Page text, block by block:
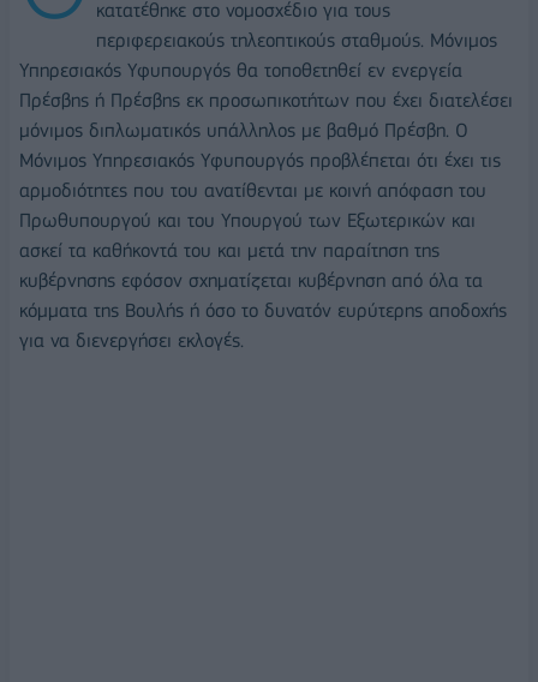
κατατέθηκε στο νομοσχέδιο για τους
περιφερειακούς τηλεοπτικούς σταθμούς. Mόνιμος
Υπηρεσιακός Υφυπουργός θα τοποθετηθεί εν ενεργεία
Πρέσβης ή Πρέσβης εκ προσωπικοτήτων που έχει διατελέσει
μόνιμος διπλωματικός υπάλληλος με βαθμό Πρέσβη. Ο
Μόνιμος Υπηρεσιακός Υφυπουργός προβλέπεται ότι έχει τις
αρμοδιότητες που του ανατίθενται με κοινή απόφαση του
Πρωθυπουργού και του Υπουργού των Εξωτερικών και
ασκεί τα καθήκοντά του και μετά την παραίτηση της
κυβέρνησης εφόσον σχηματίζεται κυβέρνηση από όλα τα
κόμματα της Βουλής ή όσο το δυνατόν ευρύτερης αποδοχής
για να διενεργήσει εκλογές.